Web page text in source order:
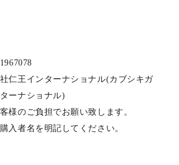
仁王インターナショナル(カブシキガ
ーナショナル)
様のご負担でお願い致します。
入者名を明記してください。